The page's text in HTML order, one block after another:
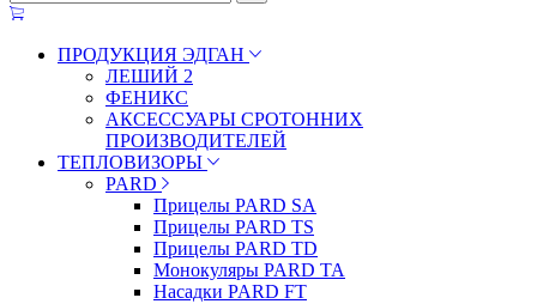
ПРОДУКЦИЯ ЭДГАН
ЛЕШИЙ 2
ФЕНИКС
АКСЕССУАРЫ СРОТОННИХ
ПРОИЗВОДИТЕЛЕЙ
ТЕПЛОВИЗОРЫ
PARD
Прицелы PARD SA
Прицелы PARD TS
Прицелы PARD TD
Монокуляры PARD TA
Насадки PARD FT